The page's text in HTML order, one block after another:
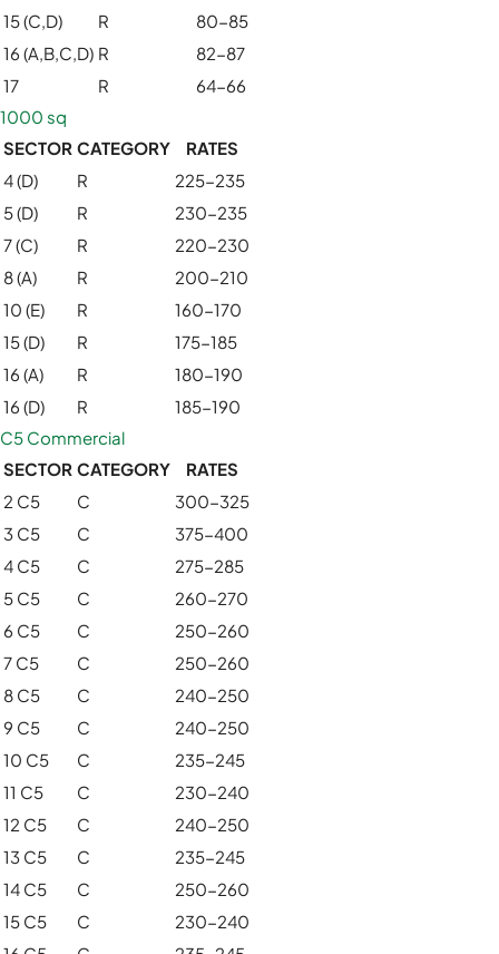
15 (C,D)
R
80-85
16 (A,B,C,D) R
82-87
17
R
64-66
1000 sq
SECTOR CATEGORY
RATES
4 (D)
R
225-235
5 (D)
R
230-235
7 (C)
R
220-230
8 (A)
R
200-210
10 (E)
R
160-170
15 (D)
R
175-185
16 (A)
R
180-190
16 (D)
R
185-190
C5 Commercial
SECTOR CATEGORY
RATES
2 C5
C
300-325
3 C5
C
375-400
4 C5
C
275-285
5 C5
C
260-270
6 C5
C
250-260
7 C5
C
250-260
8 C5
C
240-250
9 C5
C
240-250
10 C5
C
235-245
11 C5
C
230-240
12 C5
C
240-250
13 C5
C
235-245
14 C5
C
250-260
15 C5
C
230-240